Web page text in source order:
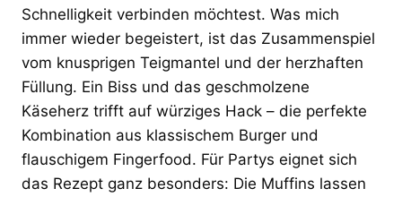
Schnelligkeit verbinden möchtest. Was mich
immer wieder begeistert, ist das Zusammenspiel
vom knusprigen Teigmantel und der herzhaften
Füllung. Ein Biss und das geschmolzene
Käseherz trifft auf würziges Hack – die perfekte
Kombination aus klassischem Burger und
flauschigem Fingerfood. Für Partys eignet sich
das Rezept ganz besonders: Die Muffins lassen